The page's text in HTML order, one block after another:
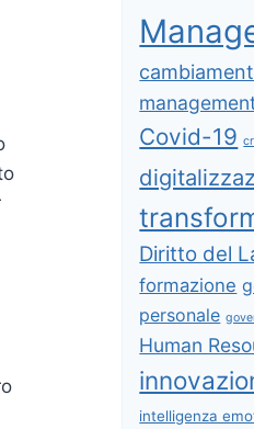
Covid-19
Diritto del
formazione
personale
Human
intelligenza